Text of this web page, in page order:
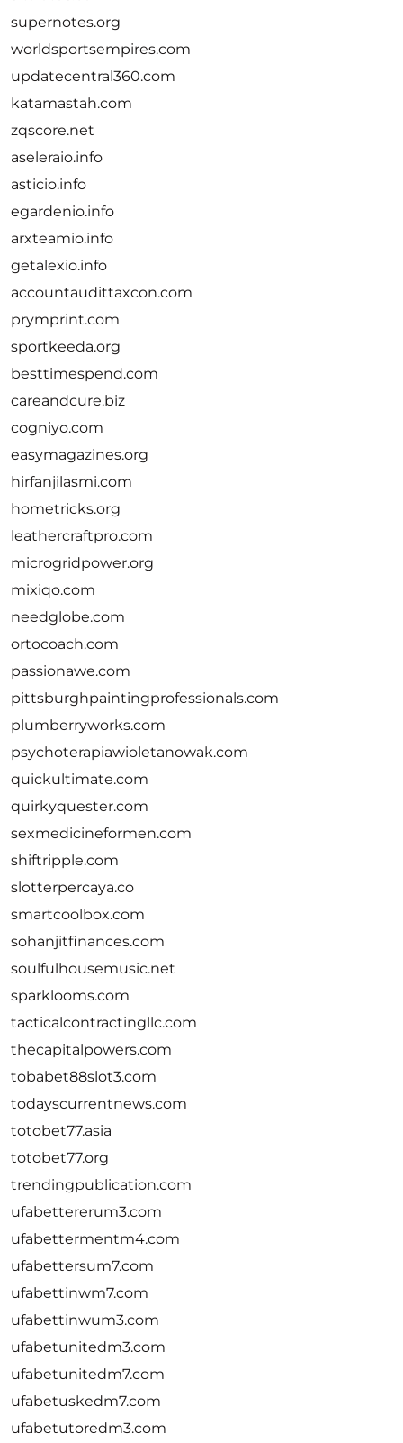
supernotes.org
worldsportsempires.com
updatecentral360.com
katamastah.com
zqscore.net
aseleraio.info
asticio.info
egardenio.info
arxteamio.info
getalexio.info
accountaudittaxcon.com
prymprint.com
sportkeeda.org
besttimespend.com
careandcure.biz
cogniyo.com
easymagazines.org
hirfanjilasmi.com
hometricks.org
leathercraftpro.com
microgridpower.org
mixiqo.com
needglobe.com
ortocoach.com
passionawe.com
pittsburghpaintingprofessionals.com
plumberryworks.com
psychoterapiawioletanowak.com
quickultimate.com
quirkyquester.com
sexmedicineformen.com
shiftripple.com
slotterpercaya.co
smartcoolbox.com
sohanjitfinances.com
soulfulhousemusic.net
sparklooms.com
tacticalcontractingllc.com
thecapitalpowers.com
tobabet88slot3.com
todayscurrentnews.com
totobet77.asia
totobet77.org
trendingpublication.com
ufabettererum3.com
ufabettermentm4.com
ufabettersum7.com
ufabettinwm7.com
ufabettinwum3.com
ufabetunitedm3.com
ufabetunitedm7.com
ufabetuskedm7.com
ufabetutoredm3.com